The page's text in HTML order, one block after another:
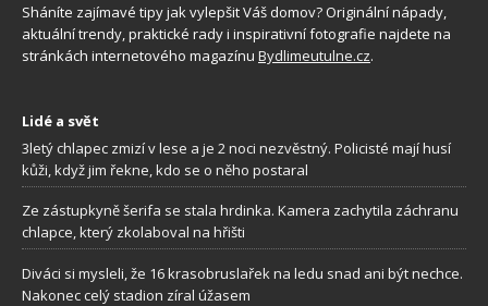
Sháníte zajímavé tipy jak vylepšit Váš domov? Originální nápady,
aktuální trendy, praktické rady i inspirativní fotografie najdete na
stránkách internetového magazínu Bydlimeutulne.cz.
Lidé a svět
3letý chlapec zmizí v lese a je 2 noci nezvěstný. Policisté mají husí
kůži, když jim řekne, kdo se o něho postaral
Ze zástupkyně šerifa se stala hrdinka. Kamera zachytila záchranu
chlapce, který zkolaboval na hřišti
Diváci si mysleli, že 16 krasobruslařek na ledu snad ani být nechce.
Nakonec celý stadion zíral úžasem